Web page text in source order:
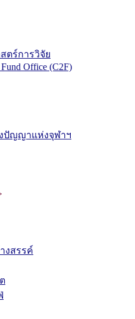
ตร์การวิจัย
Office (C2F)
ปัญญาแห่งจุฬาฯ
งสรรค์